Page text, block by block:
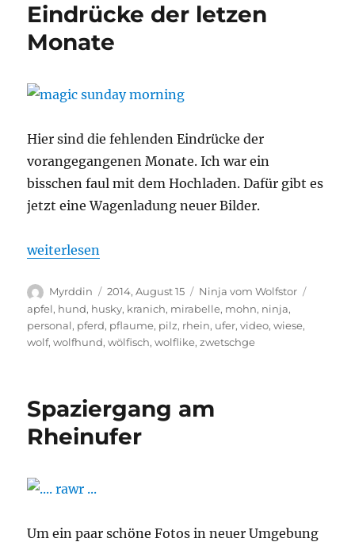
Eindrücke der letzen
Monate
Hier sind die fehlenden Eindrücke der
vorangegangenen Monate. Ich war ein
bisschen faul mit dem Hochladen. Dafür gibt es
jetzt eine Wagenladung neuer Bilder.
„Eindrücke der letzen Monate“
weiterlesen
Autor
Myrddin
Veröffentlicht
am
2014, August 15 Kategorien
Ninja vom Wolfstor
apfel, hund, husky, kranich, mirabelle, mohn, ninja,
personal, pferd, pflaume, pilz, rhein, ufer,video,wiese,
wolf,wolfhund,wölfisch,wolflike,zwetschge
Spaziergang am
Rheinufer
Um ein paar schöne Fotos in neuer Umgebung